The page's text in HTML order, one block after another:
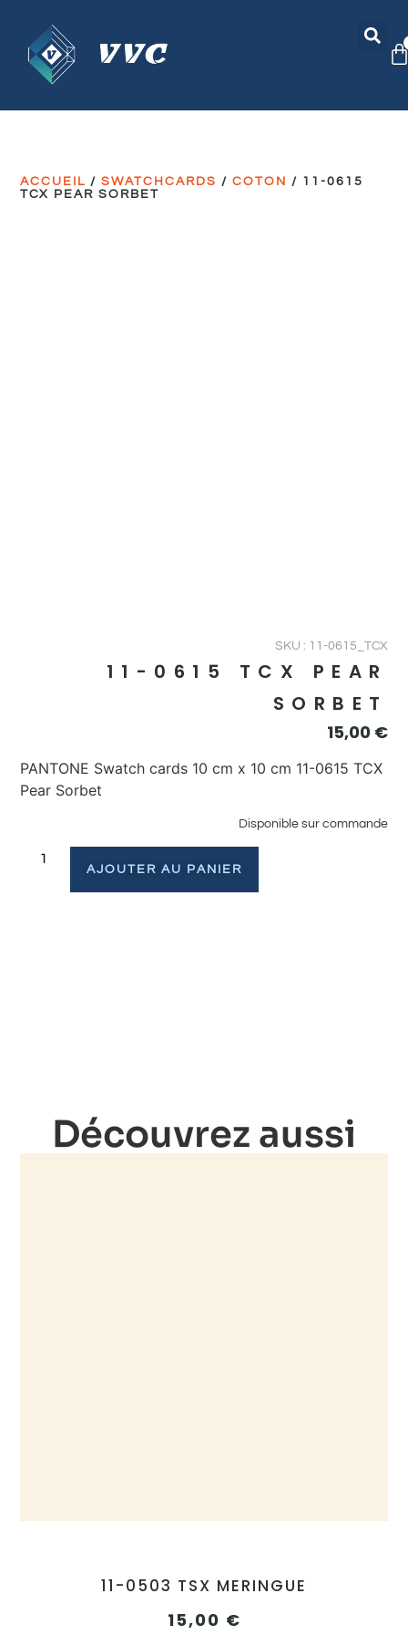
ACCUEIL /SWATCHCARDS /COTON / 11-0615
TCX PEAR SORBET
SKU : 11-0615_TCX
11-0615 TCX PEAR
SORBET
15,00 €
PANTONE Swatch cards 10 cm x 10 cm 11-0615 TCX
Pear Sorbet
Disponible sur commande
AJOUTER AU PANIER
Découvrez aussi
11-0503 TSX MERINGUE
15,00 €